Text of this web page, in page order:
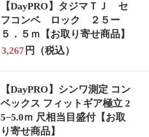
【DayPRO】タジマＴＪ セ
フコンベ ロック ２５ー
５．５ｍ【お取り寄せ商品】
3,267 円（税込）
【DayPRO】シンワ測定 コン
ベックス フィットギア極立 2
5−5.0ｍ 尺相当目盛付【お取
り寄せ商品】